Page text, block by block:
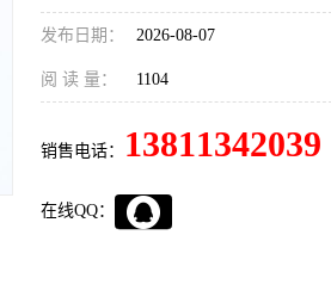
发布日期： 2026-08-07
阅 读 量： 1104
销售电话： 13811342039
在线QQ：